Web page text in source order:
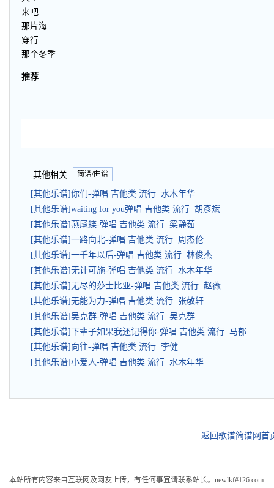
来吧
那片海
穿行
那个冬季
推荐
其他相关 简谱/曲谱
[其他乐谱]你们-弹唱 吉他类 流行 水木年华
[其他乐谱]waiting for you弹唱 吉他类 流行 胡彥斌
[其他乐谱]燕尾蝶-弹唱 吉他类 流行 梁静茹
[其他乐谱]一路向北-弹唱 吉他类 流行 周杰伦
[其他乐谱]一千年以后-弹唱 吉他类 流行 林俊杰
[其他乐谱]无计可施-弹唱 吉他类 流行 水木年华
[其他乐谱]无尽的莎士比亚-弹唱 吉他类 流行 赵薇
[其他乐谱]无能为力-弹唱 吉他类 流行 张敬轩
[其他乐谱]吴克群-弹唱 吉他类 流行 吴克群
[其他乐谱]下辈子如果我还记得你-弹唱 吉他类 流行 马郁
[其他乐谱]向往-弹唱 吉他类 流行 李健
[其他乐谱]小爱人-弹唱 吉他类 流行 水木年华
返回歌谱简谱网首
本站所有内容来自互联网及网友上传，有任何事宜请联系站长。newlkf#126.com